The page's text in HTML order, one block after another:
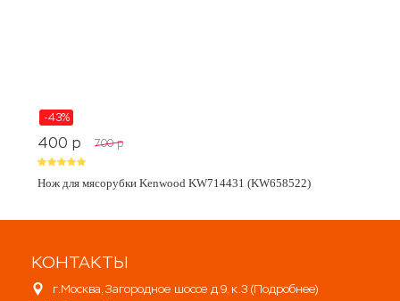
-43%
400 p 700 p
Нож для мясорубки Kenwood KW714431 (KW658522)
КОНТАКТЫ
г.Москва, Загородное шоссе д.9, к.3 (Подробнее)